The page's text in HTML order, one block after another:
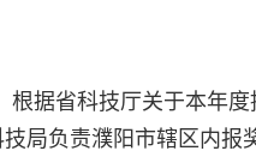
据省科技厅关于本年度
局负责濮阳市辖区内